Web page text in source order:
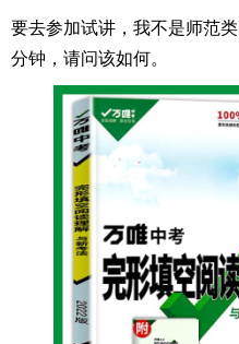
要去参加试讲，我不是师范
分钟，请问该如何。